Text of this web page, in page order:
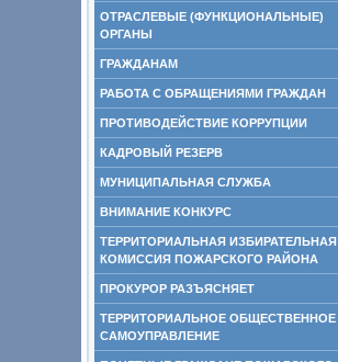
ОТРАСЛЕВЫЕ (ФУНКЦИОНАЛЬНЫЕ)
ОРГАНЫ
ГРАЖДАНАМ
РАБОТА С ОБРАЩЕНИЯМИ ГРАЖДАН
ПРОТИВОДЕЙСТВИЕ КОРРУПЦИИ
КАДРОВЫЙ РЕЗЕРВ
МУНИЦИПАЛЬНАЯ СЛУЖБА
ВНИМАНИЕ КОНКУРС
ТЕРРИТОРИАЛЬНАЯ ИЗБИРАТЕЛЬНАЯ
КОМИССИЯ ПОЖАРСКОГО РАЙОНА
ПРОКУРОР РАЗЪЯСНЯЕТ
ТЕРРИТОРИАЛЬНОЕ ОБЩЕСТВЕННОЕ
САМОУПРАВЛЕНИЕ